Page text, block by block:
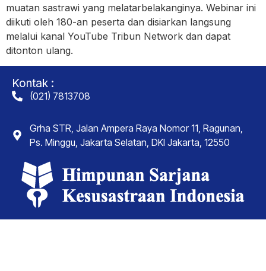
muatan sastrawi yang melatarbelakanginya. Webinar ini
diikuti oleh 180-an peserta dan disiarkan langsung
melalui kanal YouTube Tribun Network dan dapat
ditonton ulang.
Kontak :
(021) 7813708
Grha STR, Jalan Ampera Raya Nomor 11, Ragunan,
Ps. Minggu, Jakarta Selatan, DKI Jakarta, 12550